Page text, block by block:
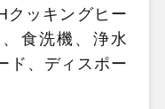
クッキングヒー
食洗機、浄水
ド、ディスポー